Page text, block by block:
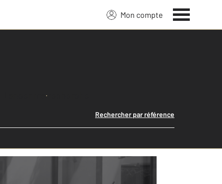
Mon compte
Lancer ma recherche
Rechercher par référence